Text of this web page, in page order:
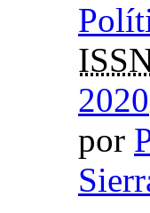
2020
por